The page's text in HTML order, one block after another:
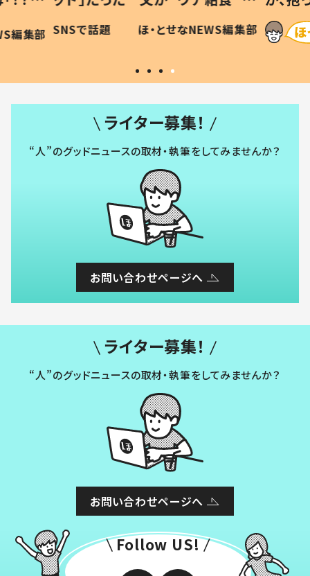
編集部
作り続ける理由とは #令和の親
#令和の子
SNSで話題 ほ・とせなNEWS編集部 「涙が
い」
ライター募集！
“人”のグッドニュースの取材・執筆をしてみませんか？
お問い合わせページへ
ライター募集！
“人”のグッドニュースの取材・執筆をしてみませんか？
お問い合わせページへ
Follow US!